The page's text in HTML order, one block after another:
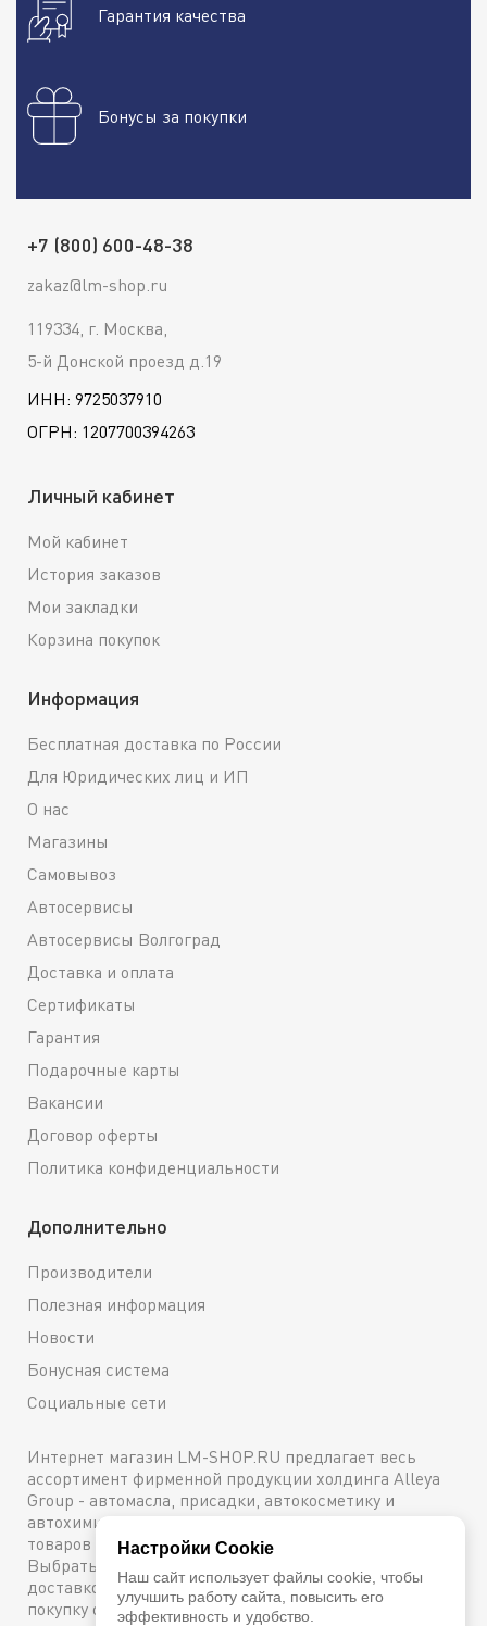
Гарантия качества
Бонусы за покупки
+7 (800) 600-48-38
zakaz@lm-shop.ru
119334, г. Москва,
5-й Донской проезд д.19
ИНН: 9725037910
ОГРН: 1207700394263
Личный кабинет
Мой кабинет
История заказов
Мои закладки
Корзина покупок
Информация
Бесплатная доставка по России
Для Юридических лиц и ИП
О нас
Магазины
Самовывоз
Автосервисы
Автосервисы Волгоград
Доставка и оплата
Сертификаты
Гарантия
Подарочные карты
Вакансии
Договор оферты
Политика конфиденциальности
Дополнительно
Производители
Полезная информация
Новости
Бонусная система
Социальные сети
Интернет магазин LM-SHOP.RU предлагает весь
ассортимент фирменной продукции холдинга Alleya
Group - автомасла, присадки, автокосметику и
автохимию. Каталог содержит подробное описание
товаров с техническими характеристиками и ценами.
Выбрать и купить оригинальную продукцию с
доставкой по Москве можно сейчас же, оформив
покупку онлайн, либо посетив один из наших
Настройки Cookie
Наш сайт использует файлы cookie, чтобы
улучшить работу сайта, повысить его
эффективность и удобство.